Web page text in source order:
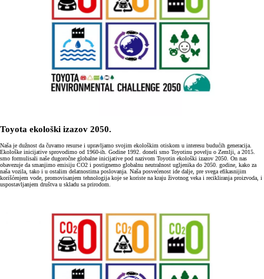
Toyota ekološki izazov 2050.
Naša je dužnost da čuvamo resurse i upravljamo svojim ekološkim otiskom u interesu budućih generacija.
Ekološke inicijative sprovodimo od 1960-ih. Godine 1992. doneli smo Toyotinu povelju o Zemlji, a 2015.
smo formulisali naše dugoročne globalne inicijative pod nazivom Toyotin ekološki izazov 2050. On nas
obavezuje da smanjimo emisiju CO2 i postignemo globalnu neutralnost ugljenika do 2050. godine, kako za
naša vozila, tako i u ostalim delatnostima poslovanja. Naša posvećenost ide dalje, pre svega efikasnijim
korišćenjem vode, promovisanjem tehnologija koje se koriste na kraju životnog veka i recikliranja proizvoda, i
uspostavljanjem društva u skladu sa prirodom.